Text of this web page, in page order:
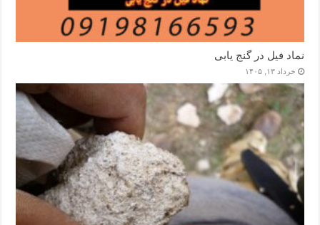
نماد فیل در گنج یابی
خرداد ۱۳, ۱۴۰۵